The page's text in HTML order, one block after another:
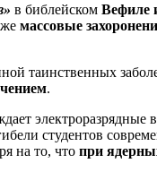
в библейском Вефиле
массовые
таинственных
.
студентов
на то, что при